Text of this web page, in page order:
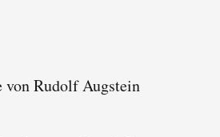
Rudolf Augstein